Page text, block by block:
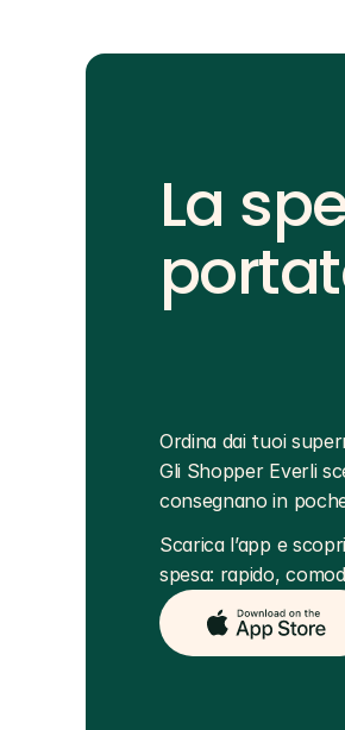
La
Ordina dai tuoi
Gli Shopper Everli
consegnano in
Scarica l’app e
spesa: rapido,